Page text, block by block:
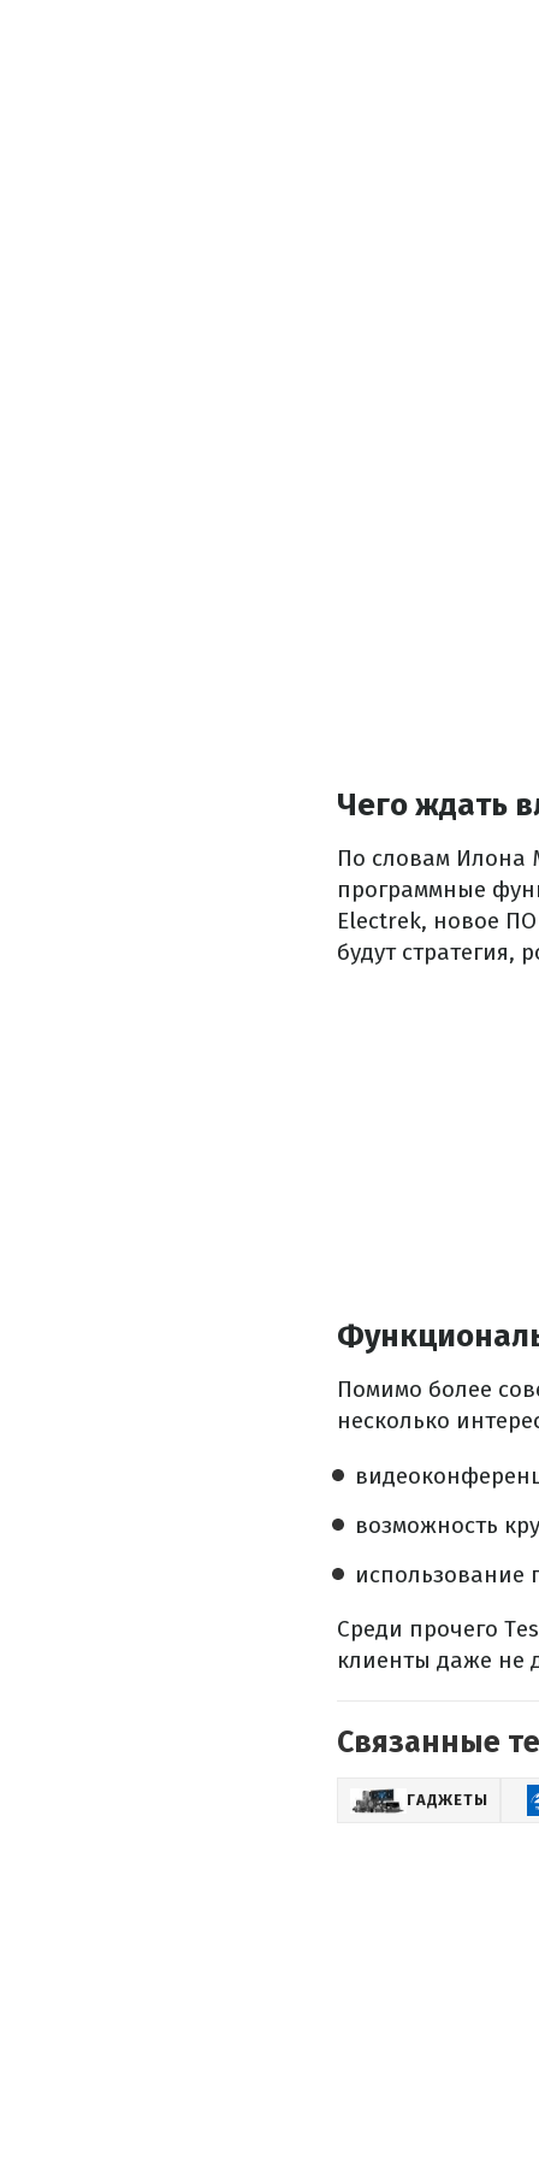
Чего ждать
По словам Илона
программные
Electrek, новое
будут
Помимо более
несколько
возможность
использование
Среди прочего
клиенты даже не
Связанные
ГАДЖЕТЫ